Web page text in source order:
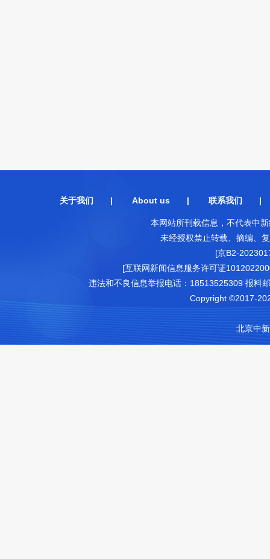
关于我们 | About us| 联系我们
本网站所刊载信息，不代表中
未经授权禁止转载、摘编、
[京B2-
[互联网新闻信息服务许可证
违法和不良信息举报电话：18513525309 报料
Copyright ©2017-
北京中